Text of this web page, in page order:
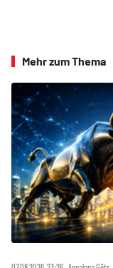
Mehr zum Thema